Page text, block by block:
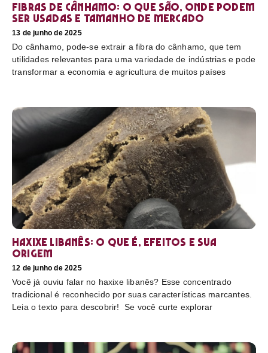
Fibras de cânhamo: o que são, onde podem
ser usadas e tamanho de mercado
13 de junho de 2025
Do cânhamo, pode-se extrair a fibra do cânhamo, que tem
utilidades relevantes para uma variedade de indústrias e pode
transformar a economia e agricultura de muitos países
Haxixe libanês: O que é, efeitos e sua
origem
12 de junho de 2025
Você já ouviu falar no haxixe libanês? Esse concentrado
tradicional é reconhecido por suas características marcantes.
Leia o texto para descobrir! Se você curte explorar